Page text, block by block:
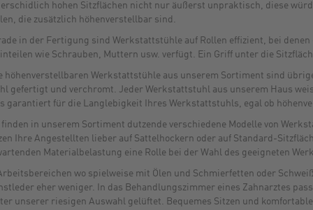
hohen Sitzflächen nicht nur äußerst unpraktisch, diese
die zusätzlich höhenverstellbar sind.
in der Fertigung sind Werkstattstühle auf Rollen effizient, bei
wie Schrauben, Muttern usw. verfügt. Ein Griff unter die
höhenverstellbaren Werkstattstühle aus unserem Sortiment sind
gefertigt und verchromt. Jeder Werkstattstuhl aus unserem Haus
garantiert für die Langlebigkeit Ihres Werkstattstuhls, egal ob
finden in unserem Sortiment dutzende verschiedene Modelle von
Ihre Angestellten lieber auf Sattelhockern oder auf Standard-
Materialbelastung eine Rolle bei der Wahl des geeigneten
wo spielweise mit Ölen und Schmierfetten oder
eher weniger. In das Behandlungszimmer eines Zahnarztes
unserer riesigen Auswahl gelüftet. Bequemes Sitzen und